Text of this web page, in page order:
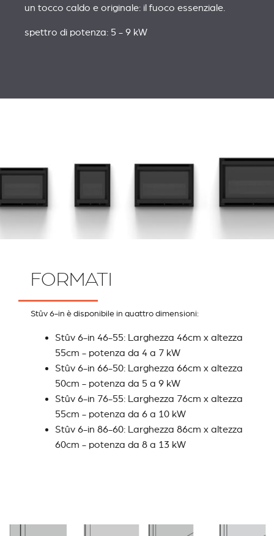
un tocco caldo e originale: il fuoco essenziale.
spettro di potenza: 5 - 9 kW
FORMATI
Stûv 6-in è disponibile in quattro dimensioni:
Stûv 6-in 46-55: Larghezza 46cm x altezza
55cm - potenza da 4 a 7 kW
Stûv 6-in 66-50: Larghezza 66cm x altezza
50cm - potenza da 5 a 9 kW
Stûv 6-in 76-55: Larghezza 76cm x altezza
55cm - potenza da 6 a 10 kW
Stûv 6-in 86-60: Larghezza 86cm x altezza
60cm - potenza da 8 a 13 kW